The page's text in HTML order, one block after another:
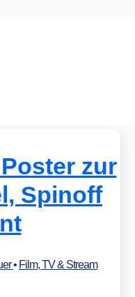
zur
Spinoff
• Film, TV & Stream